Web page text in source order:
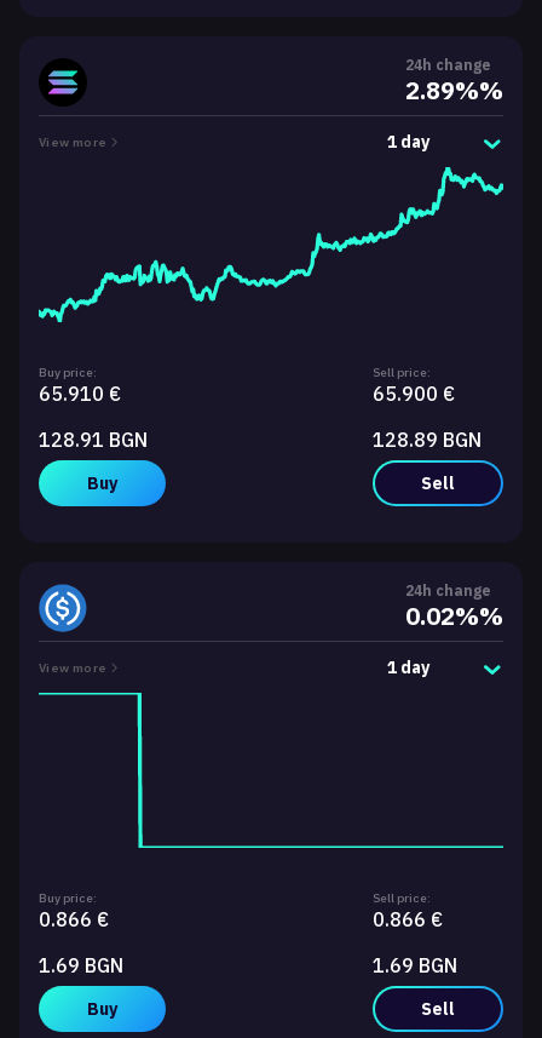
24h change
2.89%%
View more 1 day
Buy price:
65.910 €
128.91 BGN
Buy
Sell price:
65.900 €
128.89 BGN
Sell
24h change
0.02%%
View more 1 day
Buy price:
0.866 €
1.69 BGN
Buy
Sell price:
0.866 €
1.69 BGN
Sell